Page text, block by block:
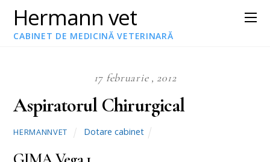
Hermann vet
CABINET DE MEDICINĂ VETERINARĂ
17 februarie , 2012
Aspiratorul Chirurgical
HERMANNVET Dotare cabinet